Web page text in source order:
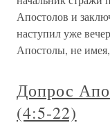
Апостолов и
наступил уже
Апостолы, не
Допрос
(4:5-22)